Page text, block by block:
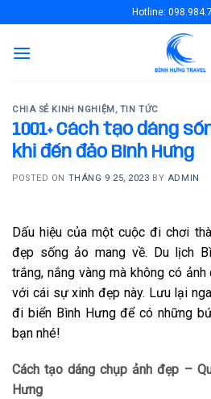
to
content
Hotline:
CHIA SẺ KINH NGHIỆM, TIN TỨC
1001+ Cách tạo dáng
khi đến đảo Bình Hưng
POSTED ON THÁNG 9 25, 2023 BY ADMIN
Dấu hiệu của một cuộc đi chơi
đẹp sống ảo mang về. Du lịch
trắng, nắng vàng mà không có
với cái sự xinh đẹp này. Lưu lại
đi biển Bình Hưng để có những
bạn nhé!
Cách tạo dáng chụp ảnh đẹp –
Hưng